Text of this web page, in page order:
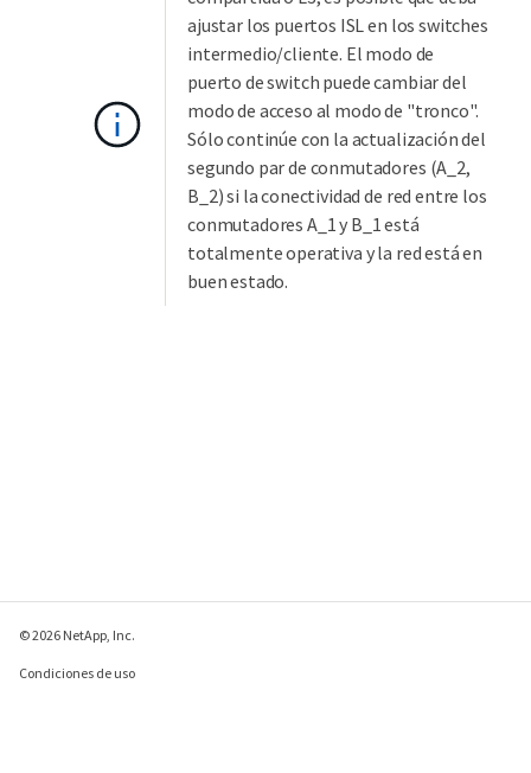
ajustar los puertos ISL en los switches
intermedio/cliente. El modo de
puerto de switch puede cambiar del
modo de acceso al modo de "tronco".
Sólo continúe con la actualización del
segundo par de conmutadores (A_2,
B_2) si la conectividad de red entre los
conmutadores A_1 y B_1 está
totalmente operativa y la red está en
buen estado.
© 2026 NetApp, Inc.
Condiciones de uso